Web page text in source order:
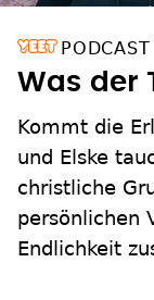
Was der
Kommt die
und Elske
christliche
persönlichen
Endlichkeit